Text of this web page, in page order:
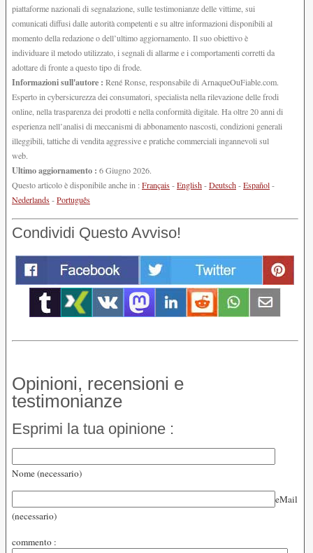
piattaforme nazionali di segnalazione, sulle testimonianze delle vittime, sui
comunicati diffusi dalle autorità competenti e su altre informazioni disponibili al
momento della redazione o dell’ultimo aggiornamento. Il suo obiettivo è
individuare il metodo utilizzato, i segnali di allarme e i comportamenti corretti da
adottare di fronte a questo tipo di frode.
Informazioni sull'autore : René Ronse, responsabile di ArnaqueOuFiable.com.
Esperto in cybersicurezza dei consumatori, specialista nella rilevazione delle frodi
online, nella trasparenza dei prodotti e nella conformità digitale. Ha oltre 20 anni di
esperienza nell’analisi di meccanismi di abbonamento nascosti, condizioni generali
illeggibili, tattiche di vendita aggressive e pratiche commerciali ingannevoli sul
web.
Ultimo aggiornamento : 6 Giugno 2026.
Questo articolo è disponibile anche in :Français-English-Deutsch-Español-
Nederlands-Português
Condividi Questo Avviso!
Opinioni, recensioni e
testimonianze
Esprimi la tua opinione :
Nome (necessario)
eMail
(necessario)
commento :